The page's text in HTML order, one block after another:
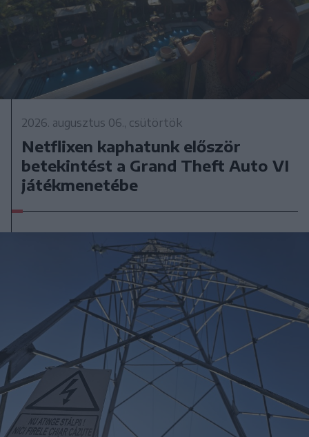
2026. augusztus 06., csütörtök
Netflixen kaphatunk először
betekintést a Grand Theft Auto VI
játékmenetébe